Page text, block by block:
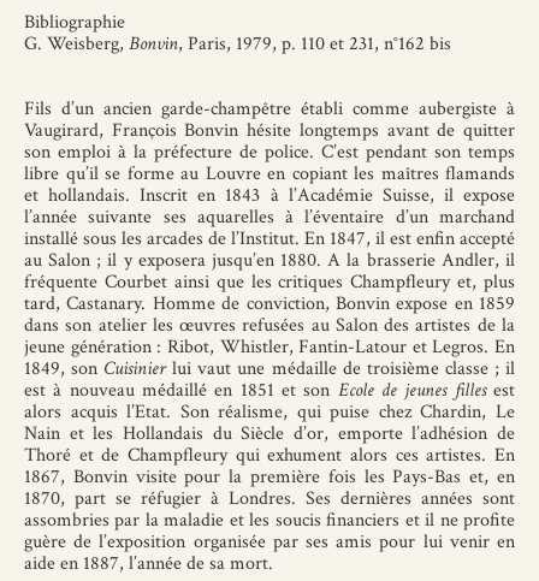
Bibliographie
G. Weisberg, Bonvin, Paris, 1979, p. 110 et 231, n°162 bis
Fils d’un ancien garde-champêtre établi comme aubergiste à
Vaugirard, François Bonvin hésite longtemps avant de quitter
son emploi à la préfecture de police. C’est pendant son temps
libre qu’il se forme au Louvre en copiant les maîtres flamands
et hollandais. Inscrit en 1843 à l’Académie Suisse, il expose
l’année suivante ses aquarelles à l’éventaire d’un marchand
installé sous les arcades de l’Institut. En 1847, il est enfin accepté
au Salon ; il y exposera jusqu’en 1880. A la brasserie Andler, il
fréquente Courbet ainsi que les critiques Champfleury et, plus
tard, Castanary. Homme de conviction, Bonvin expose en 1859
dans son atelier les œuvres refusées au Salon des artistes de la
jeune génération : Ribot, Whistler, Fantin-Latour et Legros. En
1849, son Cuisinierlui vaut une médaille de troisième classe ; il
est à nouveau médaillé en 1851 et son Ecole de jeunes fillesest
alors acquis l’Etat. Son réalisme, qui puise chez Chardin, Le
Nain et les Hollandais du Siècle d’or, emporte l’adhésion de
Thoré et de Champfleury qui exhument alors ces artistes. En
1867, Bonvin visite pour la première fois les Pays-Bas et, en
1870, part se réfugier à Londres. Ses dernières années sont
assombries par la maladie et les soucis financiers et il ne profite
guère de l’exposition organisée par ses amis pour lui venir en
aide en 1887, l’année de sa mort.